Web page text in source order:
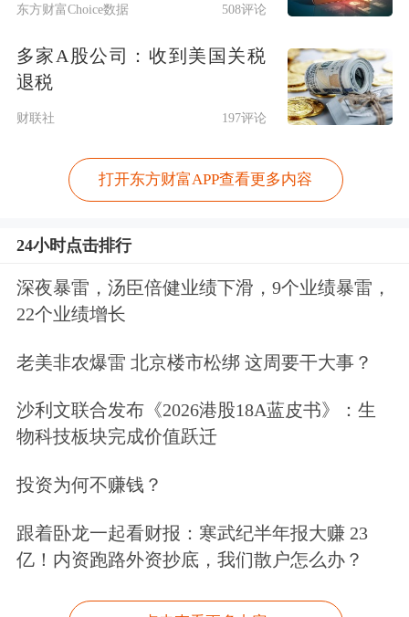
东方财富Choice数据 508评论
多家A股公司：收到美国关税
退税
财联社 197评论
打开东方财富APP查看更多内容
24小时点击排行
深夜暴雷，汤臣倍健业绩下滑，9个业绩暴雷，
22个业绩增长
老美非农爆雷 北京楼市松绑 这周要干大事？
沙利文联合发布《2026港股18A蓝皮书》：生
物科技板块完成价值跃迁
投资为何不赚钱？
跟着卧龙一起看财报：寒武纪半年报大赚 23
亿！内资跑路外资抄底，我们散户怎么办？